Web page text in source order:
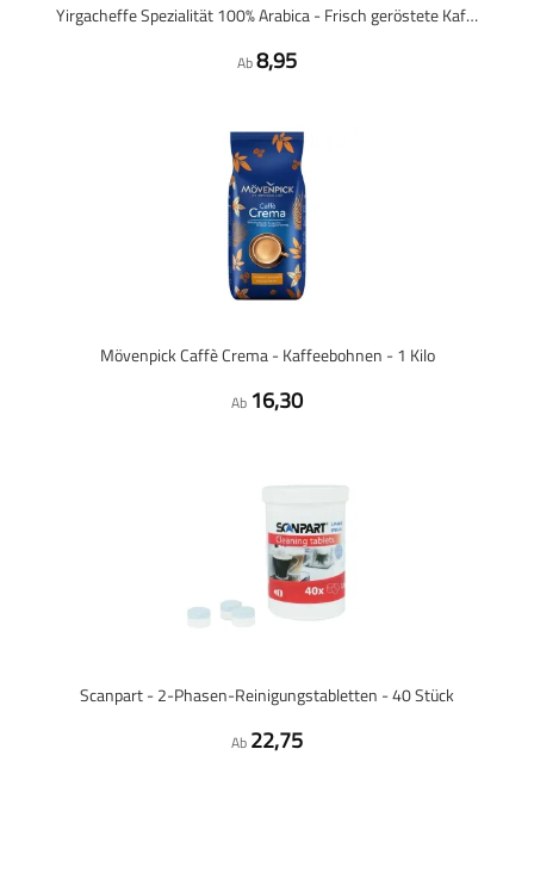
Yirgacheffe Spezialität 100% Arabica - Frisch geröstete Kaffeebohnen
Ab8,95
Mövenpick Caffè Crema - Kaffeebohnen - 1 Kilo
Ab 16,30
Scanpart - 2-Phasen-Reinigungstabletten - 40 Stück
Ab 22,75